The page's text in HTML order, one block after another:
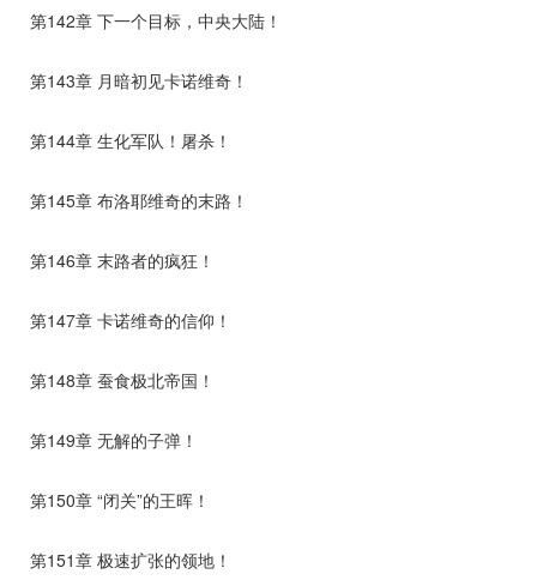
第142章 下一个目标，中央大陆！
第143章 月暗初见卡诺维奇！
第144章 生化军队！屠杀！
第145章 布洛耶维奇的末路！
第146章 末路者的疯狂！
第147章 卡诺维奇的信仰！
第148章 蚕食极北帝国！
第149章 无解的子弹！
第150章 “闭关”的王晖！
第151章 极速扩张的领地！